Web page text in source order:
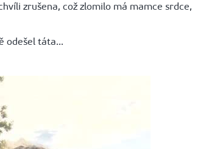
zrušena, což zlomilo má mamce srdce,
odešel táta...